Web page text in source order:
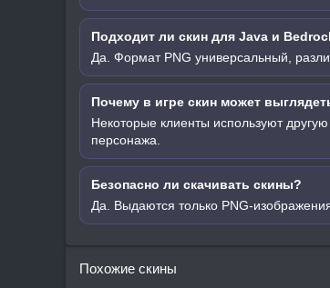
Подходит ли скин для Java и
Да. Формат PNG универсальный,
Почему в игре скин может
Некоторые клиенты используют
персонажа.
Безопасно ли скачивать скины?
Да. Выдаются только PNG-
Похожие скины